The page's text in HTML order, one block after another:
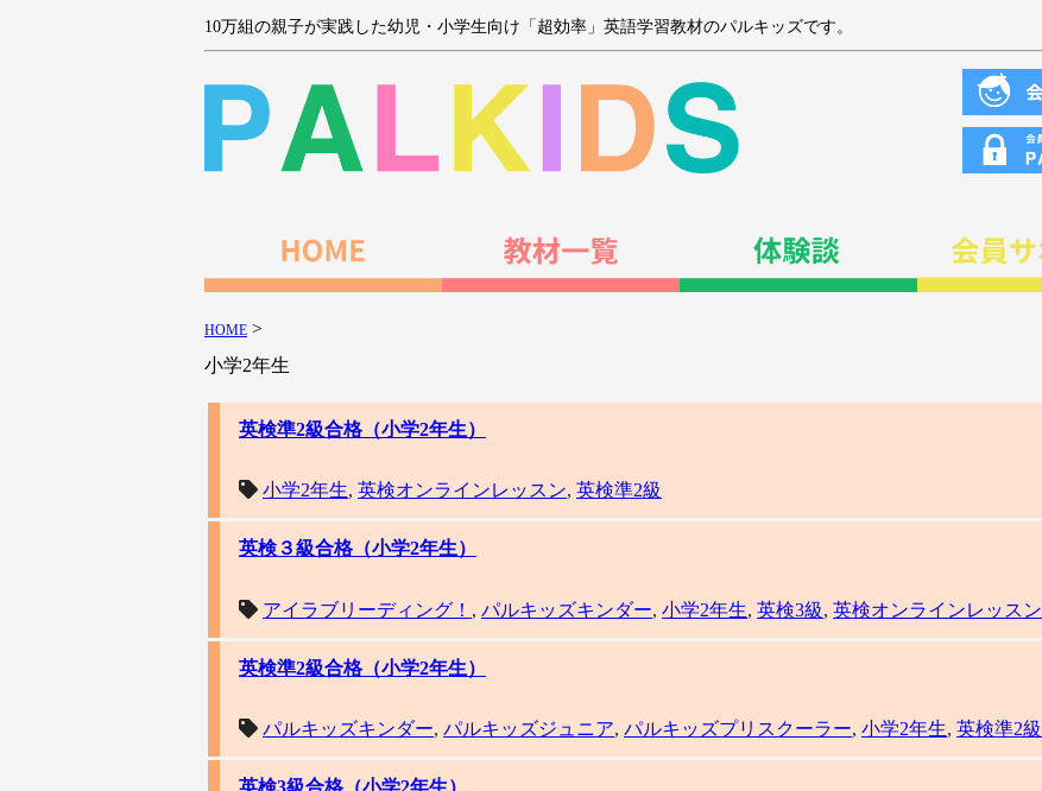
10万組の親子が実践した幼児・小学生向け「超効率」英語学習教材のパルキッズです。
HOME >
小学2年生
英検準2級合格（小学2年生）
小学2年生, 英検オンラインレッスン, 英検準2級
英検３級合格（小学2年生）
アイラブリーディング！ , パルキッズキンダー, 小学2年生, 英検3級, 英検オンラインレッスン
英検準2級合格（小学2年生）
パルキッズキンダー, パルキッズジュニア, パルキッズプリスクーラー, 小学2年生, 英検準2級
英検3級合格（小学2年生）